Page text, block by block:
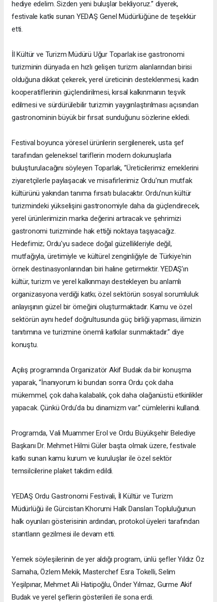
hediye edelim. Sizden yeni buluşlar bekliyoruz.” diyerek,
festivale katkı sunan YEDAŞ Genel Müdürlüğüne de teşekkür
etti.
İl Kültür ve Turizm Müdürü Uğur Toparlak ise gastronomi
turizminin dünyada en hızlı gelişen turizm alanlarından birisi
olduğuna dikkat çekerek, yerel üreticinin desteklenmesi, kadın
kooperatiflerinin güçlendirilmesi, kırsal kalkınmanın teşvik
edilmesi ve sürdürülebilir turizmin yaygınlaştırılması açısından
gastronominin büyük bir fırsat sunduğunu sözlerine ekledi.
Festival boyunca yöresel ürünlerin sergilenerek, usta şef
tarafından geleneksel tariflerin modern dokunuşlarla
buluşturulacağını söyleyen Toparlak, “Üreticilerimiz emeklerini
ziyaretçilerle paylaşacak ve misafirlerimiz Ordu'nun mutfak
kültürünü yakından tanıma fırsatı bulacaktır. Ordu’nun kültür
turizmindeki yükselişini gastronomiyle daha da güçlendirecek,
yerel ürünlerimizin marka değerini artıracak ve şehrimizi
gastronomi turizminde hak ettiği noktaya taşıyacağız.
Hedefimiz; Ordu'yu sadece doğal güzellikleriyle değil,
mutfağıyla, üretimiyle ve kültürel zenginliğiyle de Türkiye'nin
örnek destinasyonlarından biri haline getirmektir. YEDAŞ'ın
kültür, turizm ve yerel kalkınmayı destekleyen bu anlamlı
organizasyona verdiği katkı; özel sektörün sosyal sorumluluk
anlayışının güzel bir örneğini oluşturmaktadır. Kamu ve özel
sektörün aynı hedef doğrultusunda güç birliği yapması, ilimizin
tanıtımına ve turizmine önemli katkılar sunmaktadır.” diye
konuştu.
Açılış programında Organizatör Akif Budak da bir konuşma
yaparak, “İnanıyorum ki bundan sonra Ordu çok daha
mükemmel, çok daha kalabalık, çok daha olağanüstü etkinlikler
yapacak. Çünkü Ordu'da bu dinamizm var.” cümlelerini kullandı.
Programda, Vali Muammer Erol ve Ordu Büyükşehir Belediye
Başkanı Dr. Mehmet Hilmi Güler başta olmak üzere, festivale
katkı sunan kamu kurum ve kuruluşlar ile özel sektör
temsilcilerine plaket takdim edildi.
YEDAŞ Ordu Gastronomi Festivali, İl Kültür ve Turizm
Müdürlüğü ile Gürcistan Khorumi Halk Dansları Topluluğunun
halk oyunları gösterisinin ardından, protokol üyeleri tarafından
stantların gezilmesi ile devam etti.
Yemek söyleşilerinin de yer aldığı program, ünlü şefler Yıldız Öz
Samaha, Özlem Mekik, Masterchef Esra Tokelli, Selim
Yeşilpınar, Mehmet Ali Hatipoğlu, Önder Yılmaz, Gurme Akif
Budak ve yerel şeflerin gösterileri ile sona erdi.